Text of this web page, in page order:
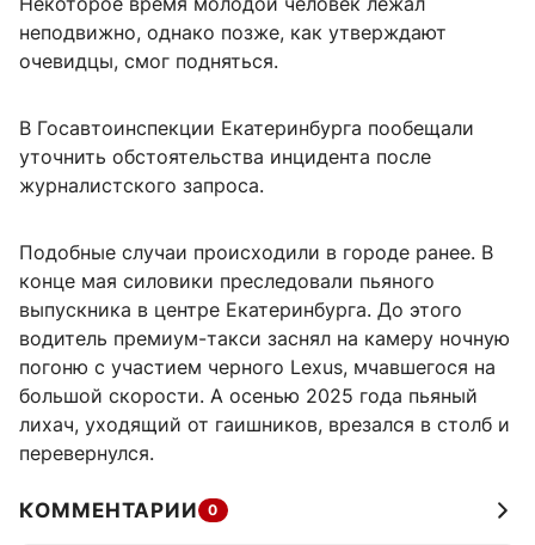
неподвижно, однако позже, как утверждают
очевидцы, смог подняться.
В Госавтоинспекции Екатеринбурга пообещали
уточнить обстоятельства инцидента после
журналистского запроса.
Подобные случаи происходили в городе ранее. В
конце мая силовики преследовали пьяного
выпускника в центре Екатеринбурга. До этого
водитель премиум-такси заснял на камеру ночную
погоню с участием черного Lexus, мчавшегося на
большой скорости. А осенью 2025 года пьяный
лихач, уходящий от гаишников, врезался в столб и
перевернулся.
КОММЕНТАРИИ 0